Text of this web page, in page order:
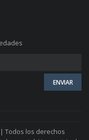
Todos los derechos